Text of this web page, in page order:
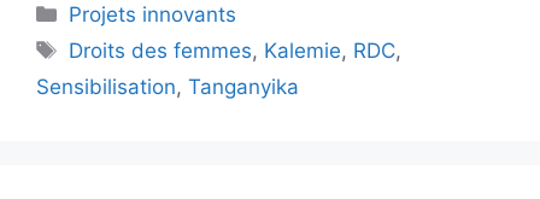
Projets innovants
Droits des femmes, Kalemie, RDC,
Sensibilisation, Tanganyika